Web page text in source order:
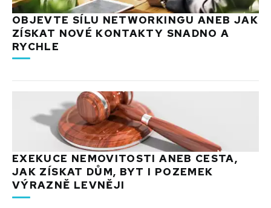
OBJEVTE SÍLU NETWORKINGU ANEB JAK
ZÍSKAT NOVÉ KONTAKTY SNADNO A
RYCHLE
EXEKUCE NEMOVITOSTI ANEB CESTA,
JAK ZÍSKAT DŮM, BYT I POZEMEK
VÝRAZNĚ LEVNĚJI